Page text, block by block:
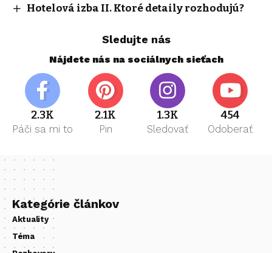
Hotelová izba II. Ktoré detaily rozhodujú?
Sledujte nás
Nájdete nás na sociálnych sieťach
2.3K
Páči sa mi to
2.1K
Pin
1.3K
Sledovať
454
Odoberať
Kategórie článkov
Aktuality
Téma